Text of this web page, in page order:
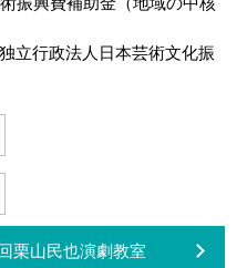
立行政法人日本芸術文化振
栗山民也演劇教室